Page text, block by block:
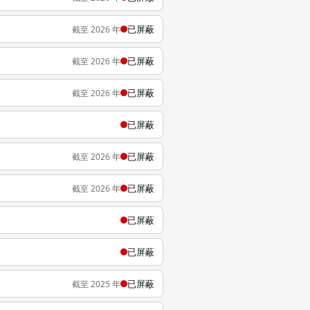
截至 2026 年 已屏蔽
截至 2026 年 已屏蔽
截至 2026 年 已屏蔽
已屏蔽
截至 2026 年 已屏蔽
截至 2026 年 已屏蔽
已屏蔽
已屏蔽
截至 2025 年 已屏蔽